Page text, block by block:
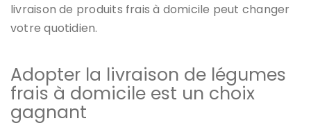
livraison de produits frais à domicile peut changer
votre quotidien.
Adopter la livraison de légumes
frais à domicile est un choix
gagnant